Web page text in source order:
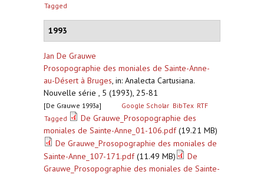
Tagged
1993
Jan De Grauwe
Prosopographie des moniales de Sainte-Anne-
au-Désert à Bruges, in: Analecta Cartusiana.
Nouvelle série , 5 (1993), 25-81
[De Grauwe 1993a] Google Scholar BibTex RTF
Tagged
De Grauwe_Prosopographie des
moniales de Sainte-Anne_01-106.pdf(19.21 MB)
De Grauwe_Prosopographie des moniales de
Sainte-Anne_107-171.pdf(11.49 MB)
De
Grauwe_Prosopographie des moniales de Sainte-